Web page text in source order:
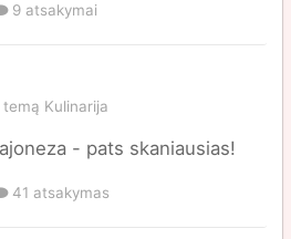
9 atsakymai
temą Kulinarija
- pats skaniausias!
41 atsakymas